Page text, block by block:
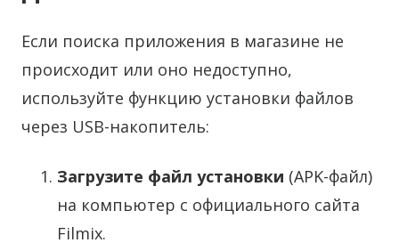
Если поиска приложения в магазине не
происходит или оно недоступно,
используйте функцию установки файлов
через USB-накопитель:
Загрузите файл установки (APK-файл)
на компьютер с официального сайта
Filmix.